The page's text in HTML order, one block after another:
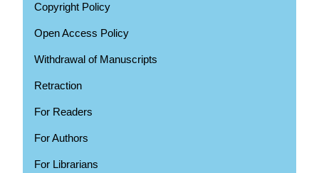
Copyright Policy
Open Access Policy
Withdrawal of Manuscripts
Retraction
For Readers
For Authors
For Librarians